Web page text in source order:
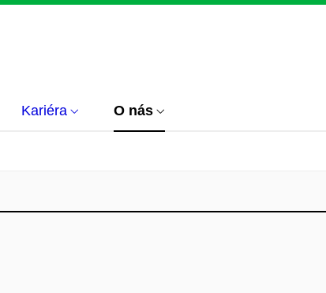
Kariéra O nás